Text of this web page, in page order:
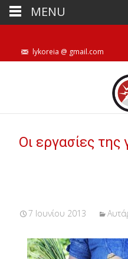
lykoreia @ gmail.com
Οι εργασίες της
7 Ιουνίου 2013
MENU